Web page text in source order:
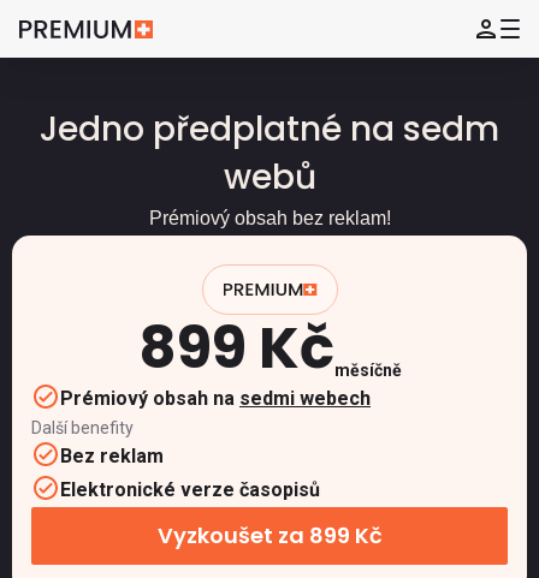
Jedno předplatné na sedm
webů
Prémiový obsah bez reklam!
899 Kčměsíčně
Prémiový obsah na sedmi webech
Další benefity
Bez reklam
Elektronické verze časopisů
Vyzkoušet za 899 Kč